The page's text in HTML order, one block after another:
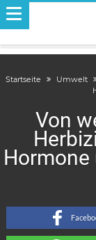
Startseite Umwelt
Von
Hormone